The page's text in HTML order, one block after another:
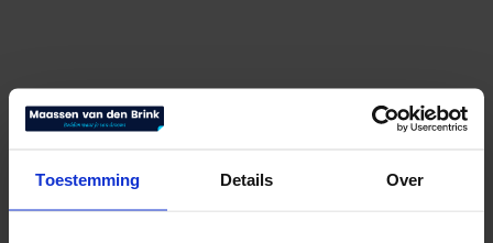
Toestemming Details Over